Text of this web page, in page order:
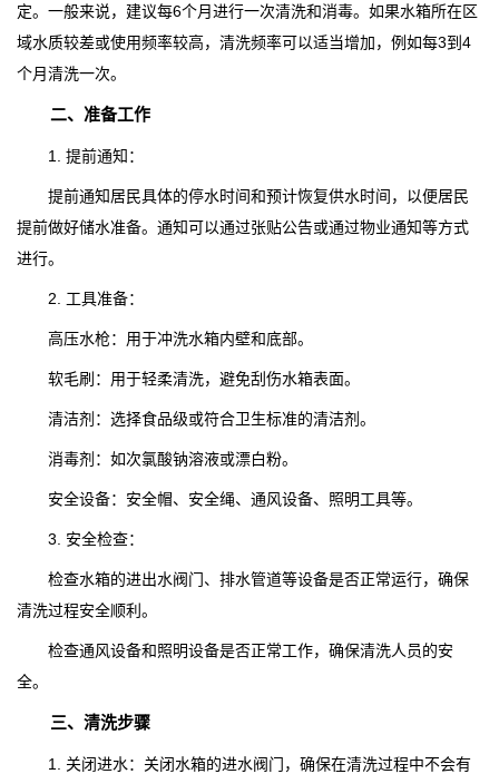
定。一般来说，建议每6个月进行一次清洗和消毒。如果水箱所在区
域水质较差或使用频率较高，清洗频率可以适当增加，例如每3到4
个月清洗一次。
二、准备工作
1. 提前通知：
提前通知居民具体的停水时间和预计恢复供水时间，以便居民
提前做好储水准备。通知可以通过张贴公告或通过物业通知等方式
进行。
2. 工具准备：
高压水枪：用于冲洗水箱内壁和底部。
软毛刷：用于轻柔清洗，避免刮伤水箱表面。
清洁剂：选择食品级或符合卫生标准的清洁剂。
消毒剂：如次氯酸钠溶液或漂白粉。
安全设备：安全帽、安全绳、通风设备、照明工具等。
3. 安全检查：
检查水箱的进出水阀门、排水管道等设备是否正常运行，确保
清洗过程安全顺利。
检查通风设备和照明设备是否正常工作，确保清洗人员的安
全。
三、清洗步骤
1. 关闭进水：关闭水箱的进水阀门，确保在清洗过程中不会有